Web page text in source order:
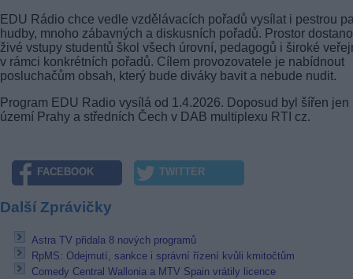
EDU Rádio chce vedle vzdělávacích pořadů vysílat i pestrou
hudby, mnoho zábavných a diskusních pořadů. Prostor
živé vstupy studentů škol všech úrovní, pedagogů i široké
v rámci konkrétních pořadů. Cílem provozovatele je nabídnout
posluchačům obsah, který bude diváky bavit a nebude nudit.
Program EDU Radio vysílá od 1.4.2026. Doposud byl šířen jen
území Prahy a středních Čech v DAB multiplexu RTI cz.
FACEBOOK TWITTER
Další Zprávičky
Astra TV přidala 8 nových programů
RpMS: Odejmutí, sankce i správní řízení kvůli kmitočtům
Comedy Central Wallonia a MTV Spain vrátily licence